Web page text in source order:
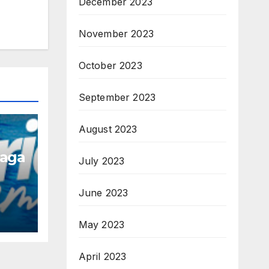
November 2023
October 2023
September 2023
August 2023
July 2023
June 2023
May 2023
April 2023